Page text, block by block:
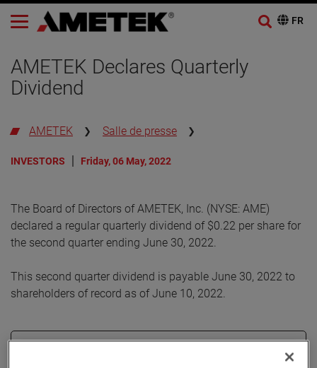
AMETEK Declares Quarterly
Dividend
AMETEK Salle de presse
INVESTORS Friday, 06 May, 2022
The Board of Directors of AMETEK, Inc. (NYSE: AME)
declared a regular quarterly dividend of $0.22 per share for
the second quarter ending June 30, 2022.
This second quarter dividend is payable June 30, 2022 to
shareholders of record as of June 10, 2022.